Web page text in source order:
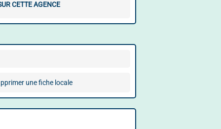
CETTE AGENCE
une fiche locale